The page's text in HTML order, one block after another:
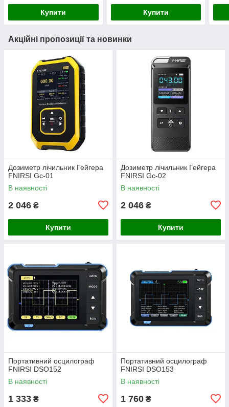
Купити Купити
Акційні пропозиції та новинки
Дозиметр лічильник Гейгера
FNIRSI Gc-01
В наявності
2 046 ₴
Купити
Дозиметр лічильник Гейгера
FNIRSI Gc-02
В наявності
2 046 ₴
Купити
Портативний осцилограф
FNIRSI DSO152
В наявності
1 333 ₴
Портативний осцилограф
FNIRSI DSO153
В наявності
1 760 ₴